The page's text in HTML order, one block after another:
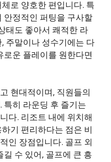
로 양호한 편입니다. 특
안정적인 퍼팅을 구사할
태도 좋아서 쾌적한 라
주말이나 성수기에는 다
운 플레이를 원한다면
현대적이며, 직원들의
특히 라운딩 후 즐기는
다. 리조트 내에 위치해
기 편리하다는 점은 비
인 장점입니다. 골프 외
수 있어, 골프에 큰 흥